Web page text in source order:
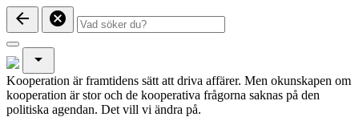
arrow_back cancel
arrow_drop_down
Kooperation är framtidens sätt att driva affärer. Men okunskapen om
kooperation är stor och de kooperativa frågorna saknas på den
politiska agendan. Det vill vi ändra på.